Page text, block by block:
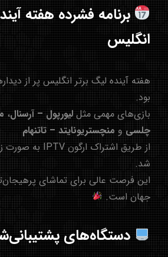
برنامه فشرده هفته
انگلیس
هفته آینده لیگ برتر انگلیس پر از
بود.
بازی‌های مهمی مثل لیورپول – آرسنال،
چلسی و منچستریونایتد – تاتنهام
از طریق اشتراک ارگون IPTV
به صورت
شد.
این فرصت عالی برای تماشای
جهان است.
دستگاه‌های